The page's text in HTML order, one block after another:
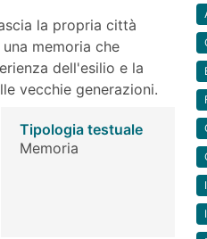
la propria città
memoria che
dell'esilio e la
vecchie generazioni.
Tipologia testuale
Memoria